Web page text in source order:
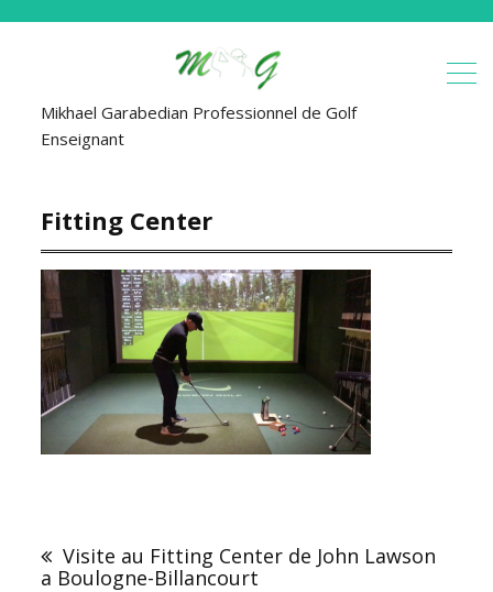
Mikhael Garabedian Professionnel de Golf
Enseignant
Fitting Center
l’article
Visite au Fitting Center de John Lawson
a Boulogne-Billancourt